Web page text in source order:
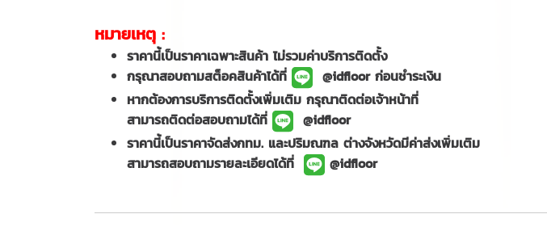
หมายเหตุ :
ราคานี้เป็นราคาเฉพาะสินค้า ไม่รวมค่าบริการติดตั้ง
กรุณาสอบถามสต็อคสินค้าได้ที่
@idfloor ก่อนชำระเงิน
หากต้องการบริการติดตั้งเพิ่มเติม กรุณาติดต่อเจ้าหน้าที่
สามารถติดต่อสอบถามได้ที่
@idfloor
ราคานี้เป็นราคาจัดส่งกทม. และปริมณฑล ต่างจังหวัดมีค่าส่งเพิ่มเติม
สามารถสอบถามรายละเอียดได้ที่
@idfloor